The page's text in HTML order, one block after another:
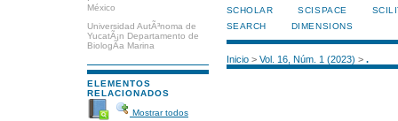
México
Universidad AutÃ³noma de
YucatÃ¡n Departamento de
BiologÃ­a Marina
ELEMENTOS
RELACIONADOS
Mostrar todos
SCHOLAR
SCISPACE
SEARCH
DIMENSIONS
Inicio> Vol. 16, Núm. 1 (2023) > .